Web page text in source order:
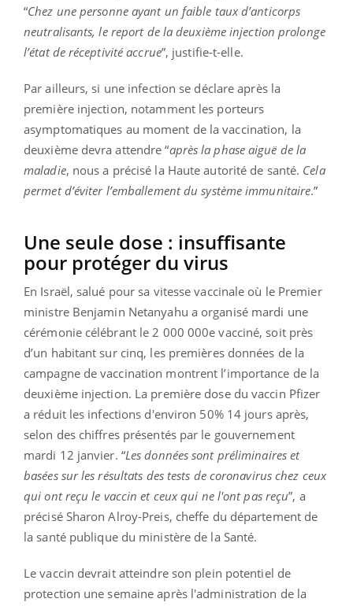
“Chez une personne ayant un faible taux d’anticorps
neutralisants, le report de la deuxième injection prolonge
l’état de réceptivité accrue”, justifie-t-elle.
Par ailleurs, si une infection se déclare après la
première injection, notamment les porteurs
asymptomatiques au moment de la vaccination, la
deuxième devra attendre “après la phase aiguë de la
maladie, nous a précisé la Haute autorité de santé. Cela
permet d’éviter l’emballement du système immunitaire.”
Une seule dose : insuffisante
pour protéger du virus
En Israël, salué pour sa vitesse vaccinale où le Premier
ministre Benjamin Netanyahu a organisé mardi une
cérémonie célébrant le 2 000 000e vacciné, soit près
d’un habitant sur cinq, les premières données de la
campagne de vaccination montrent l’importance de la
deuxième injection. La première dose du vaccin Pfizer
a réduit les infections d'environ 50% 14 jours après,
selon des chiffres présentés par le gouvernement
mardi 12 janvier. “Les données sont préliminaires et
basées sur les résultats des tests de coronavirus chez ceux
qui ont reçu le vaccin et ceux qui ne l'ont pas reçu”, a
précisé Sharon Alroy-Preis, cheffe du département de
la santé publique du ministère de la Santé.
Le vaccin devrait atteindre son plein potentiel de
protection une semaine après l'administration de la